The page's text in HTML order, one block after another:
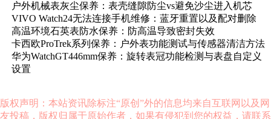
户外机械表灰尘保养：表壳缝隙防尘vs避免沙尘进入机芯
VIVO Watch24无法连接手机维修：蓝牙重置以及配对删除
高温环境石英表防水保养：防高温导致密封失效
卡西欧ProTrek系列保养：户外表功能测试与传感器清洁方法
华为WatchGT446mm保养：旋转表冠功能检测与表盘自定义
设置
版权声明：本站资讯除标注“原创”外的信息均来自互联网以及网
友投稿，版权归属于原始作者，如果有侵犯到您的权益，请联系